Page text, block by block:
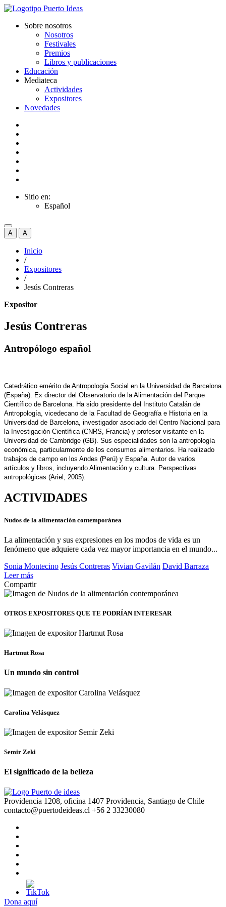
Sobre nosotros
Nosotros
Festivales
Premios
Libros y publicaciones
Educación
Mediateca
Actividades
Expositores
Novedades
Sitio en:
Español
A A
Inicio
/
Expositores
/
Jesús Contreras
Expositor
Jesús Contreras
Antropólogo español
Catedrático emérito de Antropología Social en la Universidad de Barcelona
(España). Ex director del Observatorio de la Alimentación del Parque
Científico de Barcelona. Ha sido presidente del Instituto Catalán de
Antropología, vicedecano de la Facultad de Geografía e Historia en la
Universidad de Barcelona, investigador asociado del Centro Nacional para
la Investigación Científica (CNRS, Francia) y profesor visitante en la
Universidad de Cambridge (GB). Sus especialidades son la antropología
económica, particularmente de los consumos alimentarios. Ha realizado
trabajos de campo en los Andes (Perú) y España. Autor de varios
artículos y libros, incluyendo Alimentación y cultura. Perspectivas
antropológicas (Ariel, 2005).
ACTIVIDADES
Nudos de la alimentación contemporánea
La alimentación y sus expresiones en los modos de vida es un
fenómeno que adquiere cada vez mayor importancia en el mundo...
Sonia Montecino Jesús Contreras Vivian Gavilán David Barraza
Leer más
Compartir
OTROS EXPOSITORES QUE TE PODRÍAN INTERESAR
Hartmut Rosa
Un mundo sin control
Carolina Velásquez
Semir Zeki
El significado de la belleza
Providencia 1208, oficina 1407 Providencia, Santiago de Chile
contacto@puertodeideas.cl +56 2 33230080
Dona aquí